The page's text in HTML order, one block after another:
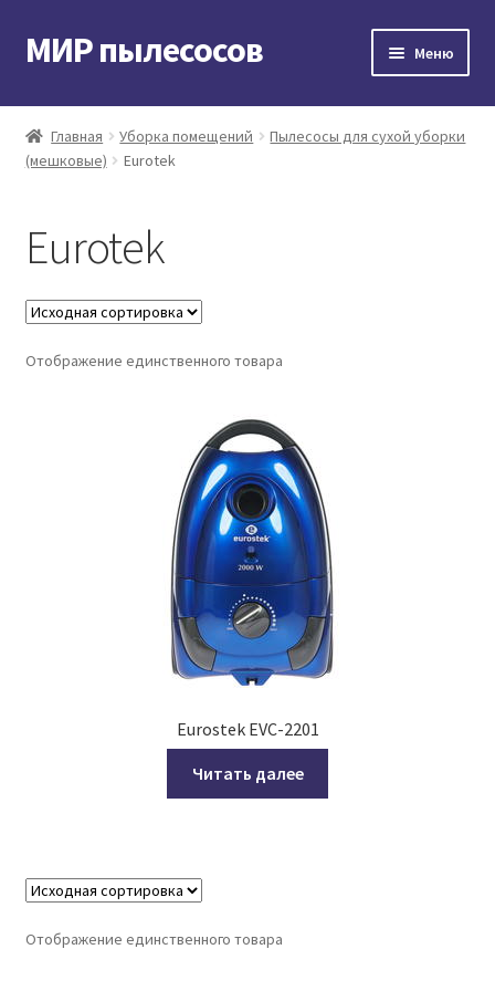
Перейти
к
Перейти
к
МИР пылесосов Меню
Главная
Мой аккаунт
Главная Уборка помещений
Пылесосы для сухой уборки
(мешковые)
Eurotek
Eurotek
Отображение единственного товара
Eurostek EVC-2201
Читать далее
Отображение единственного товара